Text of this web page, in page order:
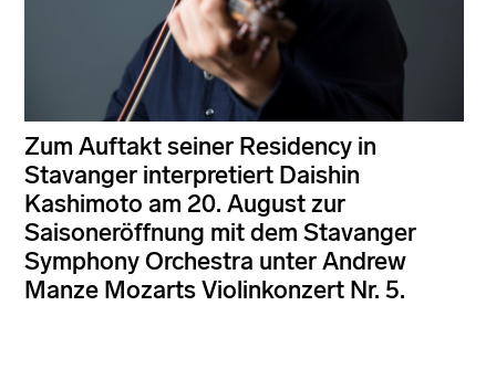
Zum Auftakt seiner Residency in
Stavanger interpretiert Daishin
Kashimoto am 20. August zur
Saisoneröffnung mit dem Stavanger
Symphony Orchestra unter Andrew
Manze Mozarts Violinkonzert Nr. 5.